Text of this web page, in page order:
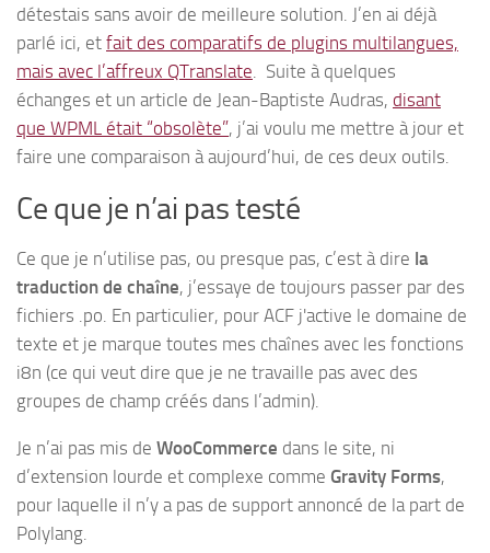
détestais sans avoir de meilleure solution. J’en ai déjà
parlé ici, et fait des comparatifs de plugins multilangues,
mais avec l’affreux QTranslate. Suite à quelques
échanges et un article de Jean-Baptiste Audras, disant
que WPML était “obsolète”, j’ai voulu me mettre à jour et
faire une comparaison à aujourd’hui, de ces deux outils.
Ce que je n’ai pas testé
Ce que je n’utilise pas, ou presque pas, c’est à dire la
traduction de chaîne, j’essaye de toujours passer par des
fichiers .po. En particulier, pour ACF j'active le domaine de
texte et je marque toutes mes chaînes avec les fonctions
i8n (ce qui veut dire que je ne travaille pas avec des
groupes de champ créés dans l’admin).
Je n’ai pas mis de WooCommerce dans le site, ni
d’extension lourde et complexe comme Gravity Forms,
pour laquelle il n’y a pas de support annoncé de la part de
Polylang.